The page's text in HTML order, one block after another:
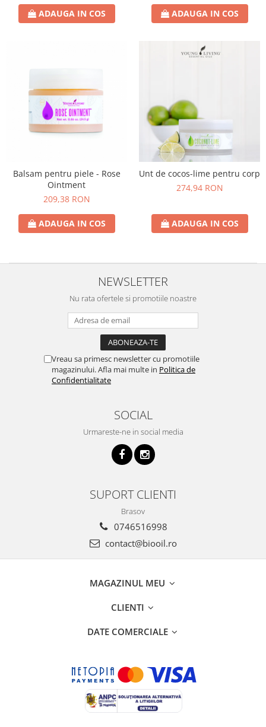
ADAUGA IN COS ADAUGA IN COS
Balsam pentru piele - Rose
Ointment
209,38 RON
ADAUGA IN COS
Unt de cocos-lime pentru corp
274,94 RON
ADAUGA IN COS
NEWSLETTER
Nu rata ofertele si promotiile noastre
Vreau sa primesc newsletter cu promotiile
magazinului. Afla mai multe in Politica de
Confidentialitate
SOCIAL
Urmareste-ne in social media
SUPORT CLIENTI
Brasov
0746516998
contact@biooil.ro
MAGAZINUL MEU
CLIENTI
DATE COMERCIALE